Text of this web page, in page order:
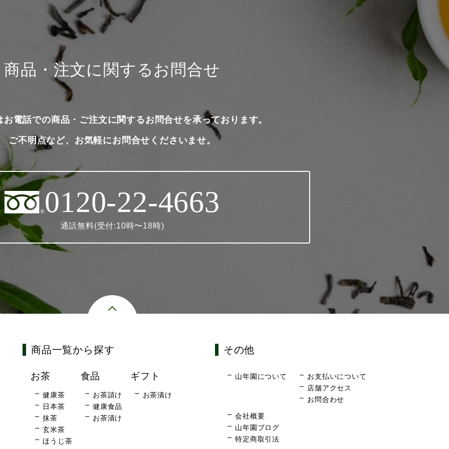
商品・注文に関するお問合せ
お電話での商品・ご注文に関するお問合せを承っております。
ご不明点など、お気軽にお問合せくださいませ。
0120-22-4663
通話無料(受付:10時〜18時)
商品一覧から探す
お茶
健康茶
日本茶
抹茶
玄米茶
ほうじ茶
食品
お茶請け
健康食品
お茶漬け
ギフト
お茶漬け
その他
山年園について
お支払いについて
店舗アクセス
お問合わせ
会社概要
山年園ブログ
特定商取引法